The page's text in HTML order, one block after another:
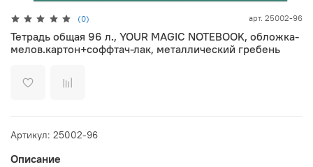
(0) арт. 25002-96
Тетрадь общая 96 л., YOUR MAGIC NOTEBOOK, обложка-
мелов.картон+соффтач-лак, металлический гребень
Артикул: 25002-96
Описание